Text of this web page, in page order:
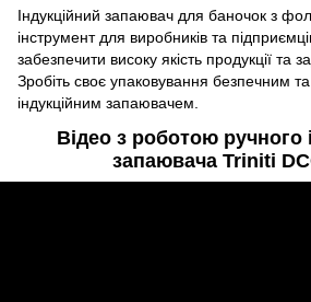
Індукційний запаювач для баночок з
інструмент для виробників та
забезпечити високу якість продукції та
Зробіть своє упаковування безпечним
індукційним запаювачем.
Відео з роботою ручного
запаювача Triniti